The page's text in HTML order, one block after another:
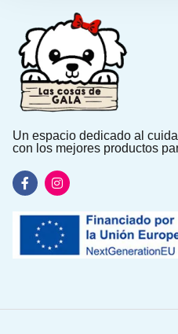
Un espacio dedicado al
con los mejores productos